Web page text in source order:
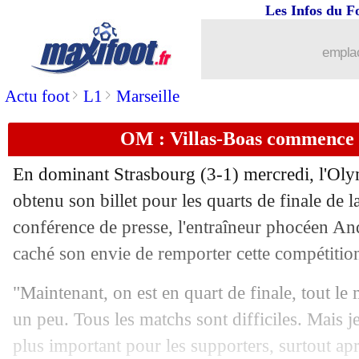
Actu foot> L1 > Marseille
Les Infos du
OM : Villas-Boas
En dominant Strasbourg (3-1) mercredi,
obtenu son billet pour les quarts de finale de
conférence de presse, l'entraîneur phocéen
caché son envie de remporter cette
"Maintenant, on est en quart de finale, tout le
un peu. Tous les matchs sont difficiles. Mais
plus important pour les supporters, surtout
Man Utd
30/01 VIDEO
30/01 Chelsea: le Barça s'accroche à
30/01 Tottenham : Rose va rebondir à
30/01 Rennes: Wanyama a été proposé
30/01 Roma: Florenzi se trouve à Valence
30/01 Barça : Carles Perez part à la Roma
30/01 Wolverhampton: Podence pour 25